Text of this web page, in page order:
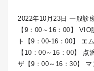
2022年10月23日 一般診
【9：00～16：00】
ト【9：00-16：00】 エ
【10：00～16：00】 点
ザ【9：00～16：30】 マ